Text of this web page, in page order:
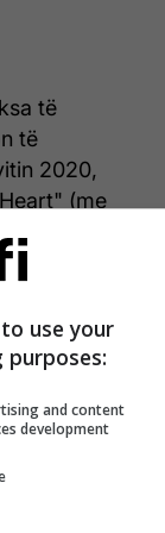
të
të
2020,
(me
use your
and content
development